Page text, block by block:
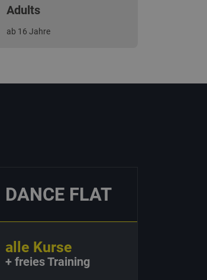
Adults
ab 16 Jahre
DANCE FLAT
alle Kurse
+ freies Training